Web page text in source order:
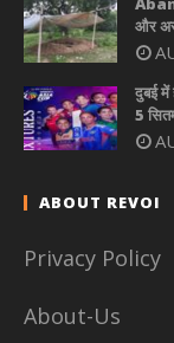
और
दुबई में
5
ABOUT REVOI
Privacy Policy
About-Us